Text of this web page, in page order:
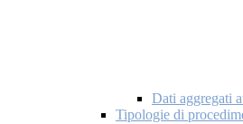
Dati aggregati
Tipologie di